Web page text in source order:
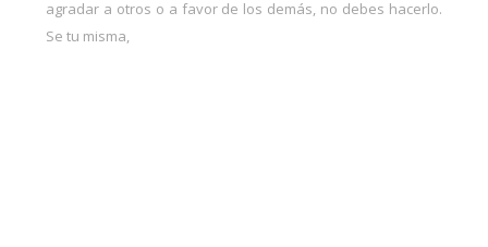
agradar a otros o a favor de los demás, no debes hacerlo.
Se tu misma,